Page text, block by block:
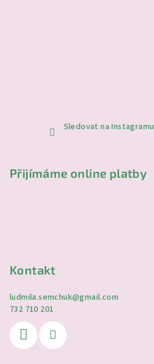
Sledovat na Instagramu
Přijímáme online platby
Kontakt
ludmila.semchuk@gmail.com
732 710 201